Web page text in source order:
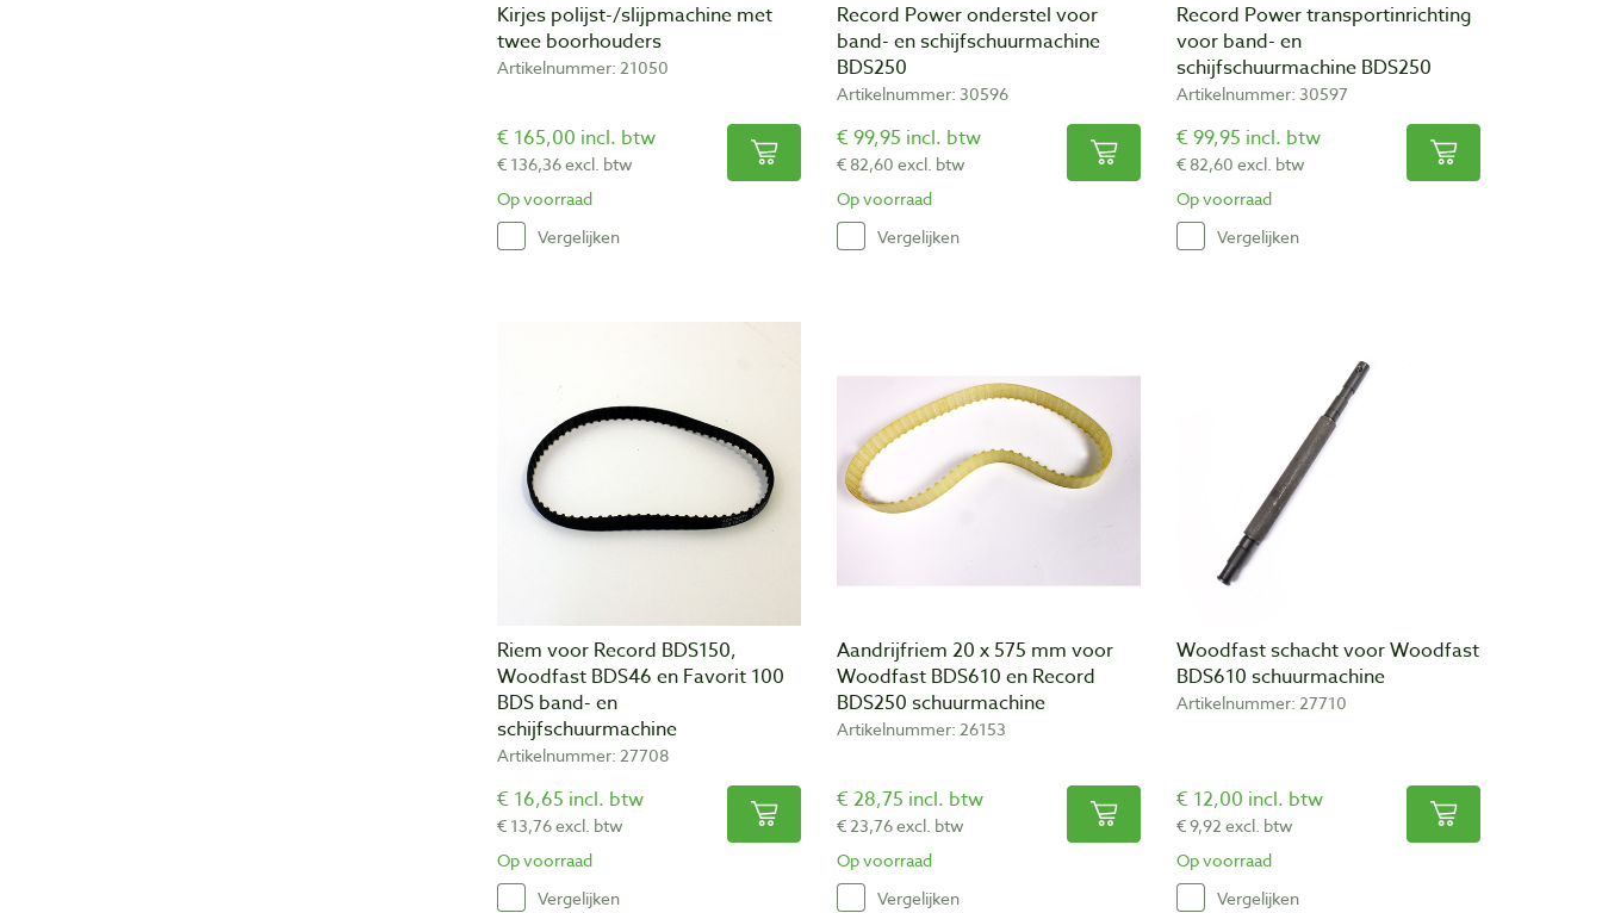
Kirjes polijst-/slijpmachine met
twee boorhouders
Artikelnummer: 21050
€ 165,00 incl. btw
€ 136,36 excl. btw
Op voorraad
Vergelijken
Record Power onderstel voor
band- en schijfschuurmachine
BDS250
Artikelnummer: 30596
€ 99,95 incl. btw
€ 82,60 excl. btw
Op voorraad
Vergelijken
Record Power transportinrichting
voor band- en
schijfschuurmachine BDS250
Artikelnummer: 30597
€ 99,95 incl. btw
€ 82,60 excl. btw
Op voorraad
Vergelijken
Riem voor Record BDS150,
Woodfast BDS46 en Favorit 100
BDS band- en
schijfschuurmachine
Artikelnummer: 27708
€ 16,65 incl. btw
€ 13,76 excl. btw
Op voorraad
Vergelijken
Aandrijfriem 20 x 575 mm voor
Woodfast BDS610 en Record
BDS250 schuurmachine
Artikelnummer: 26153
€ 28,75 incl. btw
€ 23,76 excl. btw
Op voorraad
Vergelijken
Woodfast schacht voor Woodfast
BDS610 schuurmachine
Artikelnummer: 27710
€ 12,00 incl. btw
€ 9,92 excl. btw
Op voorraad
Vergelijken